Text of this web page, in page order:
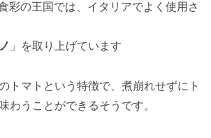
彩の王国では、イタリアでよく使用さ
」を取り上げています
トマトという特徴で、煮崩れせずにト
わうことができるそうです。